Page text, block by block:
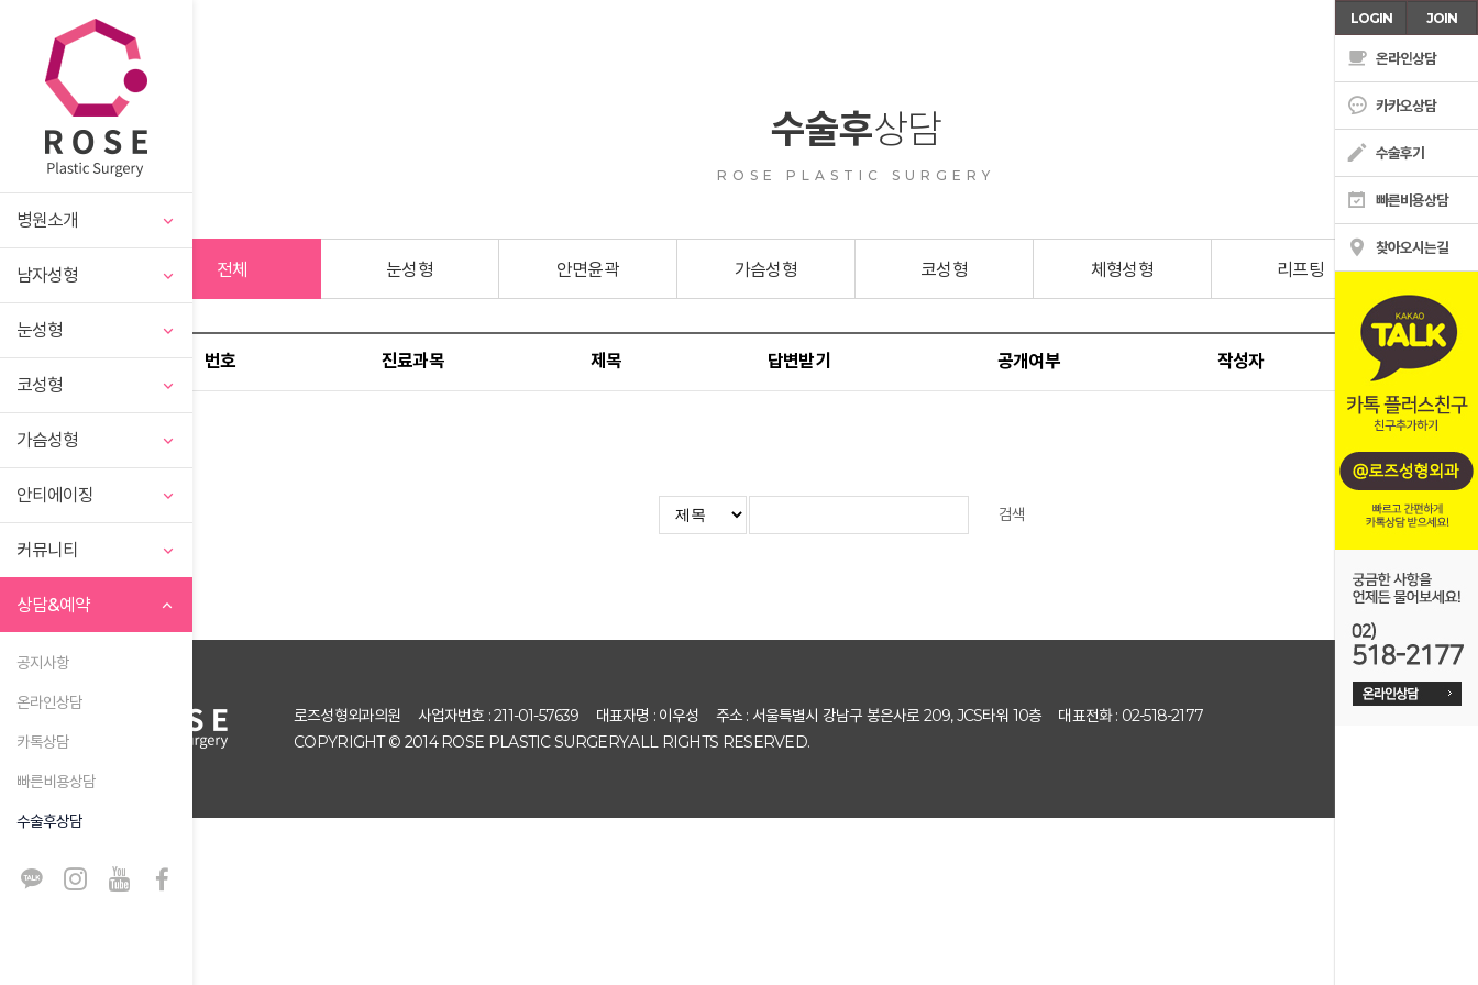
병원소개
남자성형
눈성형
코성형
가슴성형
안티에이징
커뮤니티
상담&예약
공지사항
온라인상담
카톡상담
빠른비용상담
수술후상담
수술후상담
ROSE PLASTIC SURGERY
전체 눈성형 안면윤곽 가슴성형 코성형 체형성형 리프팅 남
번호 진료과목 제목 답변받기 공개여부 작성자 작성일
카톡상담
수술후기
온라인예약
LOGIN JOIN
온라인상담
카카오상담
수술후기
빠른비용상담
찾아오시는길
로즈성형외과의원 사업자번호 : 211-01-57639 대표자명 : 이우성 주소 : 서울특별시 강남구 봉은사로 209, JCS타워 10층
대표전화 : 02-518-2177
COPYRIGHT © 2014 ROSE PLASTIC SURGERY.ALL RIGHTS RESERVED.